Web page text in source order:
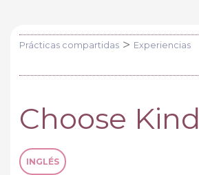
Prácticas compartidas> Experiencias
Choose Kind
INGLÉS